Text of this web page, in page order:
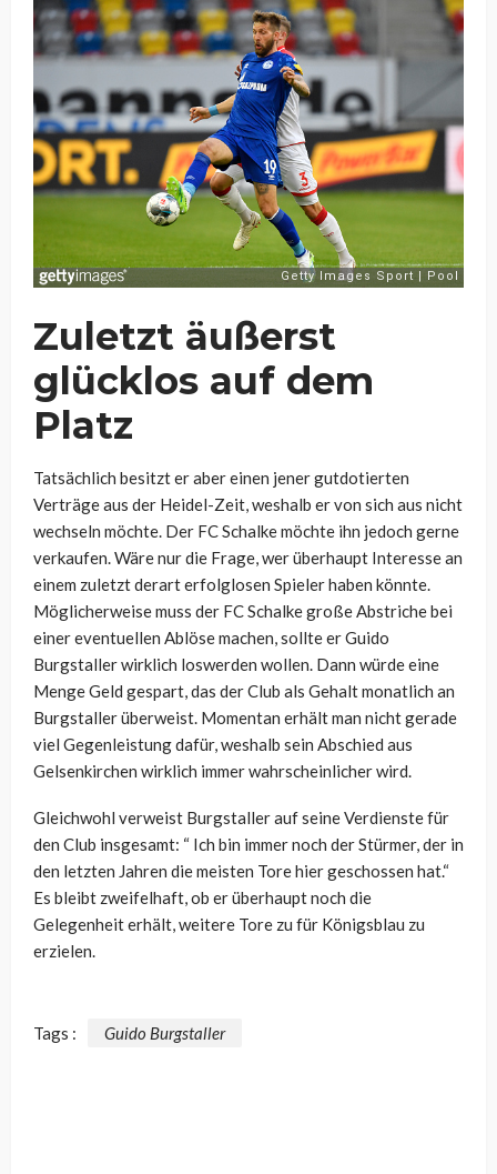
Zuletzt äußerst
glücklos auf dem
Platz
Tatsächlich besitzt er aber einen jener gutdotierten
Verträge aus der Heidel-Zeit, weshalb er von sich aus nicht
wechseln möchte. Der FC Schalke möchte ihn jedoch gerne
verkaufen. Wäre nur die Frage, wer überhaupt Interesse an
einem zuletzt derart erfolglosen Spieler haben könnte.
Möglicherweise muss der FC Schalke große Abstriche bei
einer eventuellen Ablöse machen, sollte er Guido
Burgstaller wirklich loswerden wollen. Dann würde eine
Menge Geld gespart, das der Club als Gehalt monatlich an
Burgstaller überweist. Momentan erhält man nicht gerade
viel Gegenleistung dafür, weshalb sein Abschied aus
Gelsenkirchen wirklich immer wahrscheinlicher wird.
Gleichwohl verweist Burgstaller auf seine Verdienste für
den Club insgesamt: “ Ich bin immer noch der Stürmer, der in
den letzten Jahren die meisten Tore hier geschossen hat.“
Es bleibt zweifelhaft, ob er überhaupt noch die
Gelegenheit erhält, weitere Tore zu für Königsblau zu
erzielen.
Tags : Guido Burgstaller